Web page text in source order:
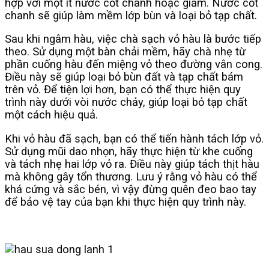
hợp với một ít nước cốt chanh hoặc giấm. Nước cốt
chanh sẽ giúp làm mềm lớp bùn và loại bỏ tạp chất.
Sau khi ngâm hàu, việc chà sạch vỏ hàu là bước tiếp
theo. Sử dụng một bàn chải mềm, hãy chà nhẹ từ
phần cuống hàu đến miệng vỏ theo đường vân cong.
Điều này sẽ giúp loại bỏ bùn đất và tạp chất bám
trên vỏ. Để tiện lợi hơn, bạn có thể thực hiện quy
trình này dưới vòi nước chảy, giúp loại bỏ tạp chất
một cách hiệu quả.
Khi vỏ hàu đã sạch, bạn có thể tiến hành tách lớp vỏ.
Sử dụng mũi dao nhọn, hãy thực hiện từ khe cuống
và tách nhẹ hai lớp vỏ ra. Điều này giúp tách thịt hàu
mà không gây tổn thương. Lưu ý rằng vỏ hàu có thể
khá cứng và sắc bén, vì vậy đừng quên đeo bao tay
để bảo vệ tay của bạn khi thực hiện quy trình này.